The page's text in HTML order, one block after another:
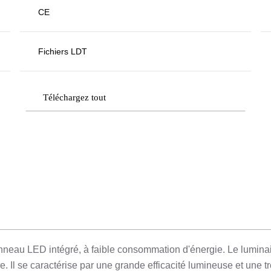
CE
Fichiers LDT
Téléchargez tout
LED intégré, à faible consommation d'énergie. Le
Il se caractérise par une grande efficacité lumineuse et une